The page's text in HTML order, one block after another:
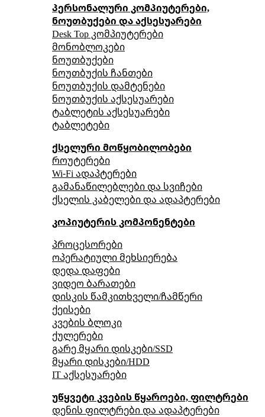
პერსონალური კომპიუტერები,
ნოუთბუქები და აქსესუარები
Desk Top კომპიუტერები
მონობლოკები
ნოუთბუქები
ნოუთბუქის ჩანთები
ნოუთბუქის დამტენები
ნოუთბუქის აქსესუარები
ტაბლეტის აქსესუარები
ტაბლეტები
ქსელური მოწყობილობები
როუტერები
Wi-Fi ადაპტერები
გამანაწილებლები და სვიჩები
ქსელის კაბელები და ადაპტერები
კოპიუტერის კომპონენტები
პროცესორები
ოპერატიული მეხსიერება
დედა დაფები
ვიდეო ბარათები
დისკის წამკითხველი/ჩამწერი
ქეისები
კვების ბლოკი
ქულერები
გარე მყარი დისკები/SSD
მყარი დისკები/HDD
IT აქსესუარები
უწყვეტი კვების წყაროები, ფილტრები
დენის ფილტრები და ადაპტერები